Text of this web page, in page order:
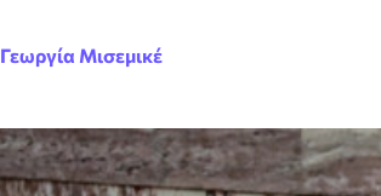
Γεωργία Μισεμικέ